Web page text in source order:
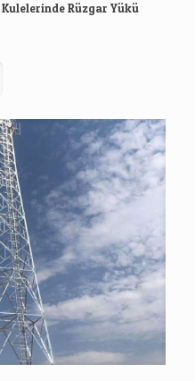
Rüzgar Yükü